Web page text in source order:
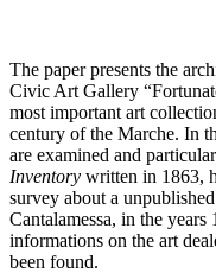
The paper presents the
Civic Art Gallery
most important art
century of the Marche. In
are examined and
Inventory written in 1863,
survey about a
Cantalamessa, in the
informations on the art
been found.